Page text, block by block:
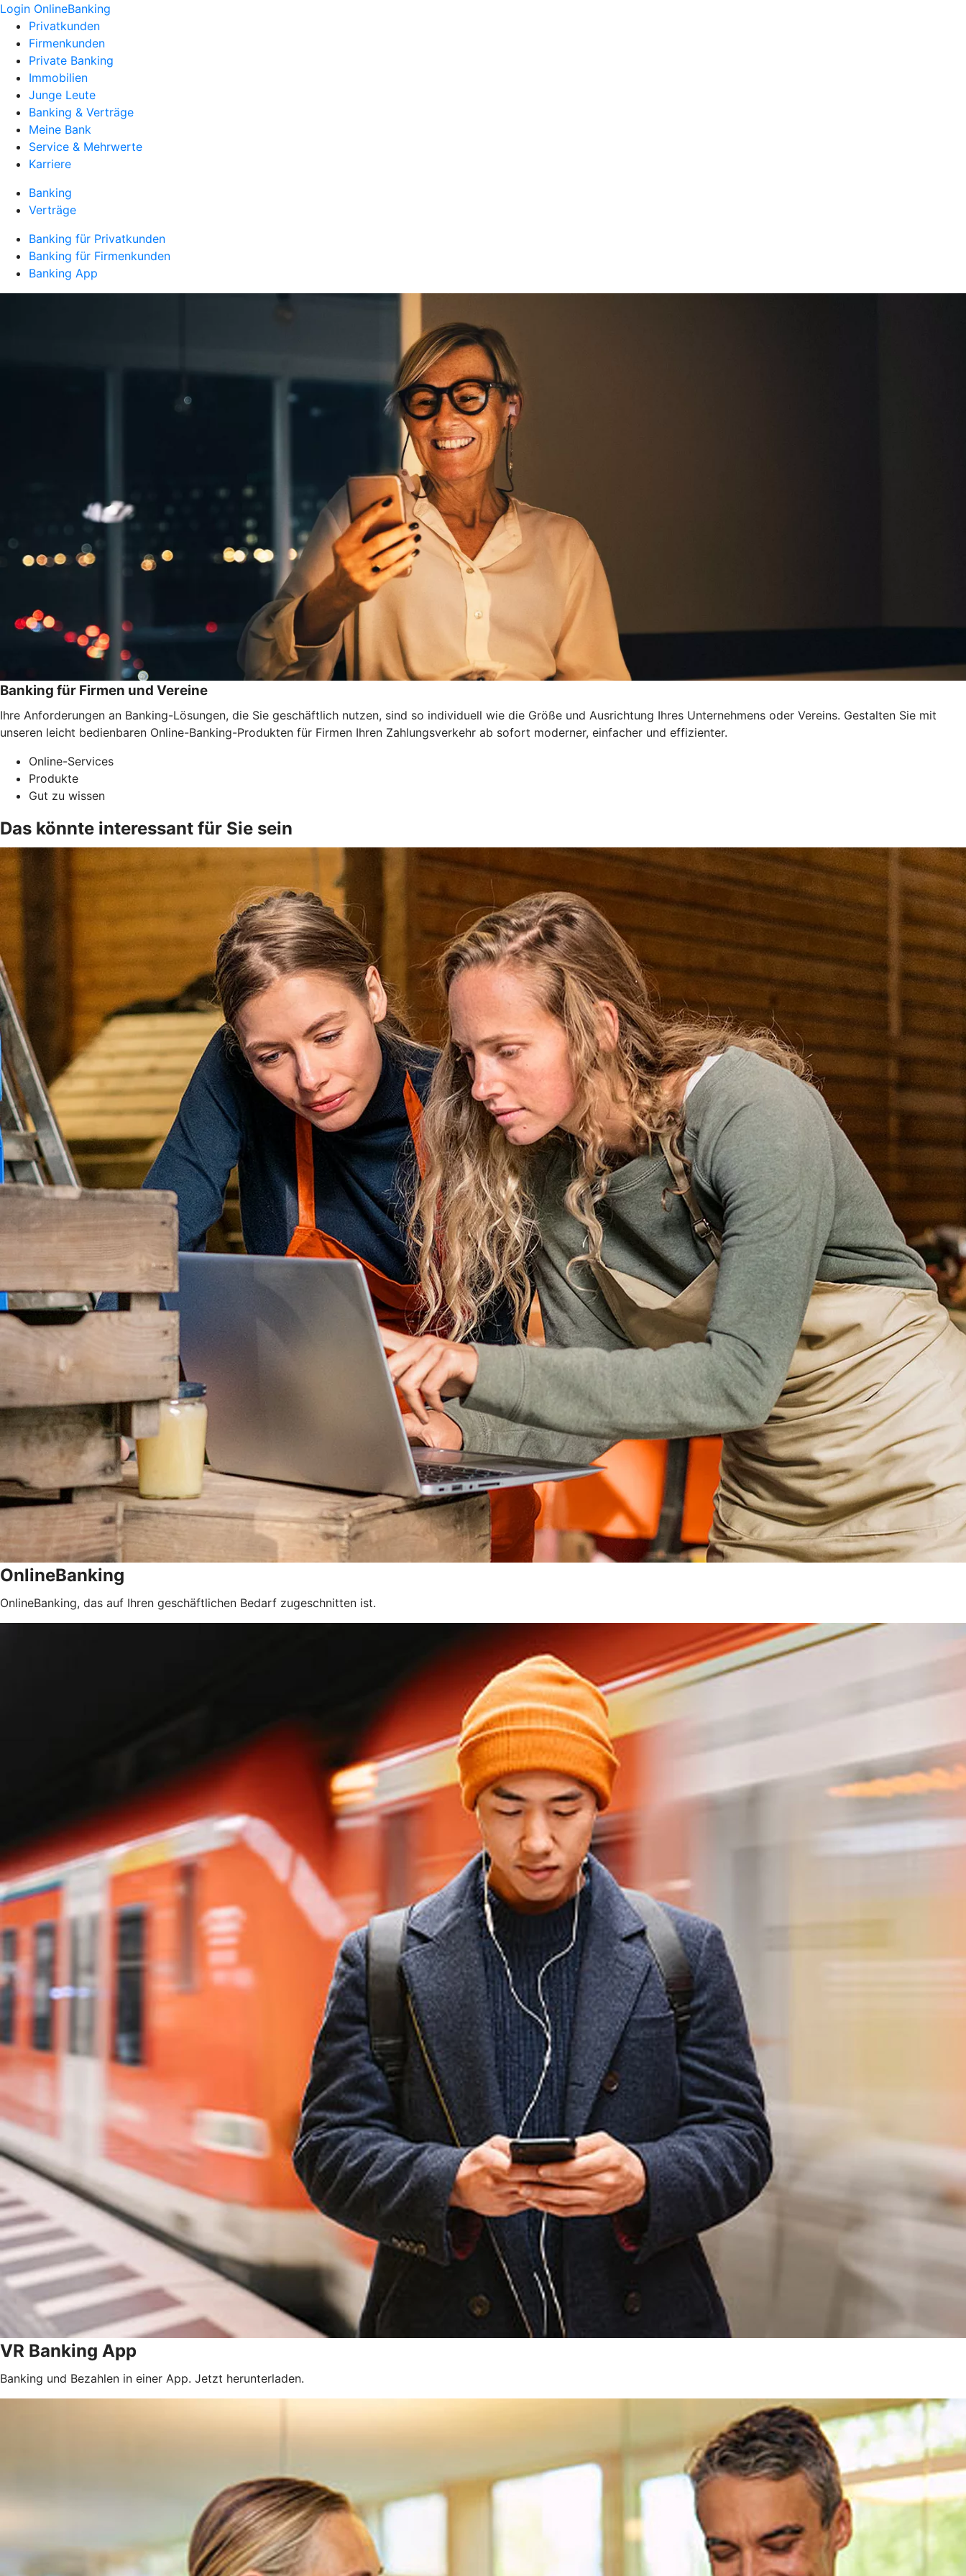
Login OnlineBanking
Privatkunden
Firmenkunden
Private Banking
Immobilien
Junge Leute
Banking & Verträge
Meine Bank
Service & Mehrwerte
Karriere
Banking
Verträge
Banking für Privatkunden
Banking für Firmenkunden
Banking App
Banking für Firmen und Vereine
Ihre Anforderungen an Banking-Lösungen, die Sie geschäftlich nutzen, sind so individuell wie die Größe und Ausrichtung Ihres Unternehmens oder Vereins. Gestalten Sie mit
unseren leicht bedienbaren Online-Banking-Produkten für Firmen Ihren Zahlungsverkehr ab sofort moderner, einfacher und effizienter.
Online-Services
Produkte
Gut zu wissen
Das könnte interessant für Sie sein
OnlineBanking
OnlineBanking, das auf Ihren geschäftlichen Bedarf zugeschnitten ist.
VR Banking App
Banking und Bezahlen in einer App. Jetzt herunterladen.